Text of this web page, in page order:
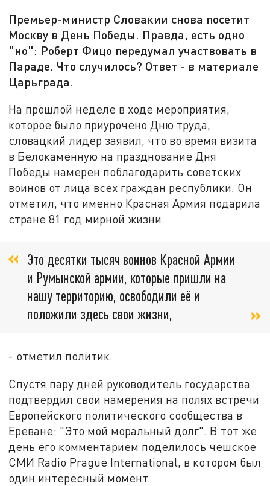
Премьер-министр Словакии снова посетит
Москву в День Победы. Правда, есть одно
"но": Роберт Фицо передумал участвовать в
Параде. Что случилось? Ответ - в материале
Царьграда.
На прошлой неделе в ходе мероприятия,
которое было приурочено Дню труда,
словацкий лидер заявил, что во время визита
в Белокаменную на празднование Дня
Победы намерен поблагодарить советских
воинов от лица всех граждан республики. Он
отметил, что именно Красная Армия подарила
стране 81 год мирной жизни.
Это десятки тысяч воинов Красной Армии
и Румынской армии, которые пришли на
нашу территорию, освободили её и
положили здесь свои жизни,
- отметил политик.
Спустя пару дней руководитель государства
подтвердил свои намерения на полях встречи
Европейского политического сообщества в
Ереване: "Это мой моральный долг". В тот же
день его комментарием поделилось чешское
СМИ Radio Prague International, в котором был
один интересный момент.